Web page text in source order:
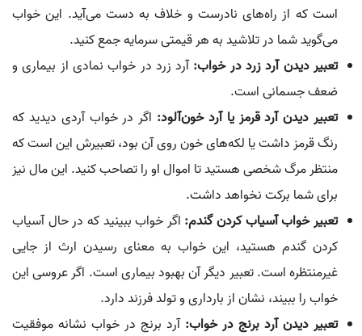
است که از راه‌های نادرست و خلاف به دست می‌آید. این خواب
می‌گوید شما در تلاشید به هر قیمتی سرمایه جمع کنید.
تعبیر دیدن آرد زرد در خواب:آرد زرد در خواب نمادی از بیماری و
ضعف جسمانی است.
تعبیر دیدن آرد قرمز یا آرد خون‌آلود: اگر در خواب آردی دیدید که
رنگ قرمز داشت یا لکه‌های خون روی آن بود، تعبیرش این است که
منتظر مرگ شخصی هستید تا اموال او را تصاحب کنید. این مال نیز
برای شما برکت نخواهد داشت.
تعبیر خواب آسیاب کردن گندم: اگر خواب ببینید که در حال آسیاب
کردن گندم هستید، این خواب به معنای رسیدن ارث از جایی
غیرمنتظره است. تعبیر دیگر آن بهبود بیماری است. اگر عروسی این
خواب را ببیند، نشان از بارداری و تولد فرزند دارد.
تعبیر دیدن آرد برنج در خواب:آرد برنج در خواب نشانه موفقیت